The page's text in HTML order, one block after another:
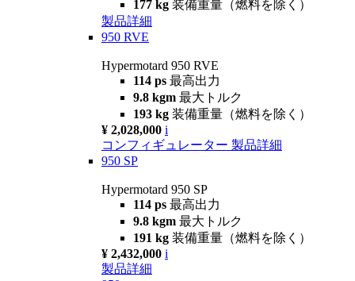
177 kg 装備重量（燃料を除く）
製品詳細
950 RVE
Hypermotard 950 RVE
114 ps 最高出力
9.8 kgm 最大トルク
193 kg 装備重量（燃料を除く）
¥ 2,028,000 i
コンフィギュレーター 製品詳細
950 SP
Hypermotard 950 SP
114 ps 最高出力
9.8 kgm 最大トルク
191 kg 装備重量（燃料を除く）
¥ 2,432,000 i
製品詳細